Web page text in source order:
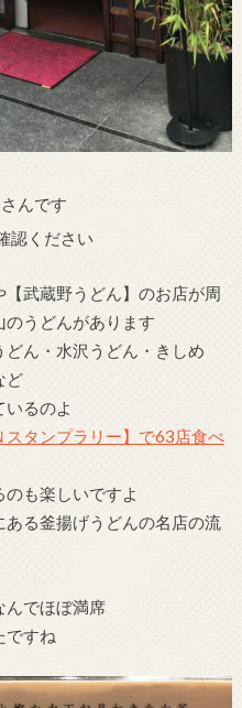
さんです
認ください
武蔵野うどん】のお店が周
うどんがあります
ん・水沢うどん・きしめ
ど
るのよ
スタンプラリー】で63店食べ
も楽しいですよ
る釜揚げうどんの名店の流
んでほぼ満席
ですね